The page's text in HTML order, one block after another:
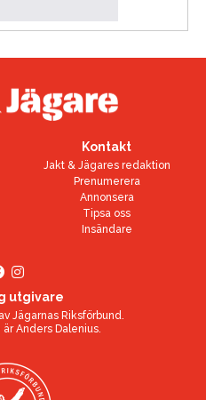
Kontakt
Jakt & Jägares redaktion
Prenumerera
Annonsera
Tipsa oss
Insändare
utgivare
Jägarnas Riksförbund.
ärAnders Dalenius.